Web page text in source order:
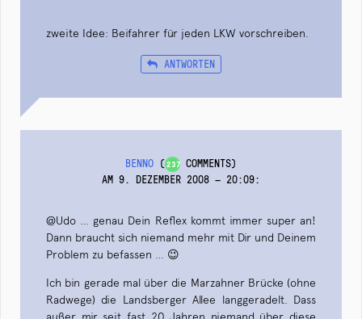
zweite Idee: Beifahrer für jeden LKW vorschreiben.
ANTWORTEN
BENNO (237 COMMENTS)
AM 9. DEZEMBER 2008 — 20:09:
@Udo … genau Dein Reflex kommt immer super an!
Dann braucht sich niemand mehr mit Dir und Deinem
Problem zu befassen … 😉
Ich bin gerade mal über die Marzahner Brücke (ohne
Radwege) die Landsberger Allee langgeradelt. Dass